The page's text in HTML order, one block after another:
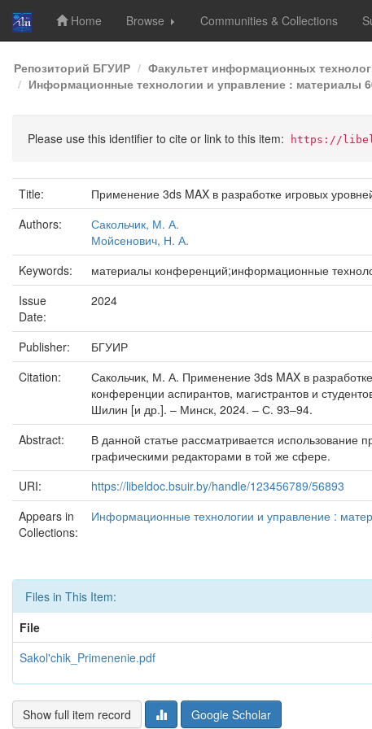
Skip
navigation
Home Browse Communities & Collections
Репозиторий БГУИР Факультет информационных
Информационные технологии и управление : материалы
Please use this identifier to cite or link to this item: https://
Title:
Применение 3ds MAX в разработке игровых
Authors:
Сакольчик, М. А.
Мойсенович, Н. А.
Keywords:
материалы конференций;информационные
Issue
Date:
2024
Publisher:
БГУИР
Citation:
Сакольчик, М. А. Применение 3ds MAX в
конференции аспирантов, магистрантов и
Шилин [и др.]. – Минск, 2024. – С. 93–94.
Abstract:
В данной статье рассматривается использование
графическими редакторами в той же сфере.
URI:
https://libeldoc.bsuir.by/handle/123456789/56893
Appears in
Collections:
Информационные технологии и управление :
Files in This Item:
File
Sakol'chik_Primenenie.pdf
Show full item record Google Scholar